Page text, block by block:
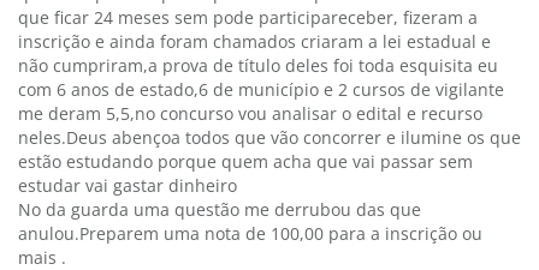
que ficar 24 meses sem pode participareceber, fizeram a
inscrição e ainda foram chamados criaram a lei estadual e
não cumpriram,a prova de título deles foi toda esquisita eu
com 6 anos de estado,6 de município e 2 cursos de vigilante
me deram 5,5,no concurso vou analisar o edital e recurso
neles.Deus abençoa todos que vão concorrer e ilumine os que
estão estudando porque quem acha que vai passar sem
estudar vai gastar dinheiro
No da guarda uma questão me derrubou das que
anulou.Preparem uma nota de 100,00 para a inscrição ou
mais .